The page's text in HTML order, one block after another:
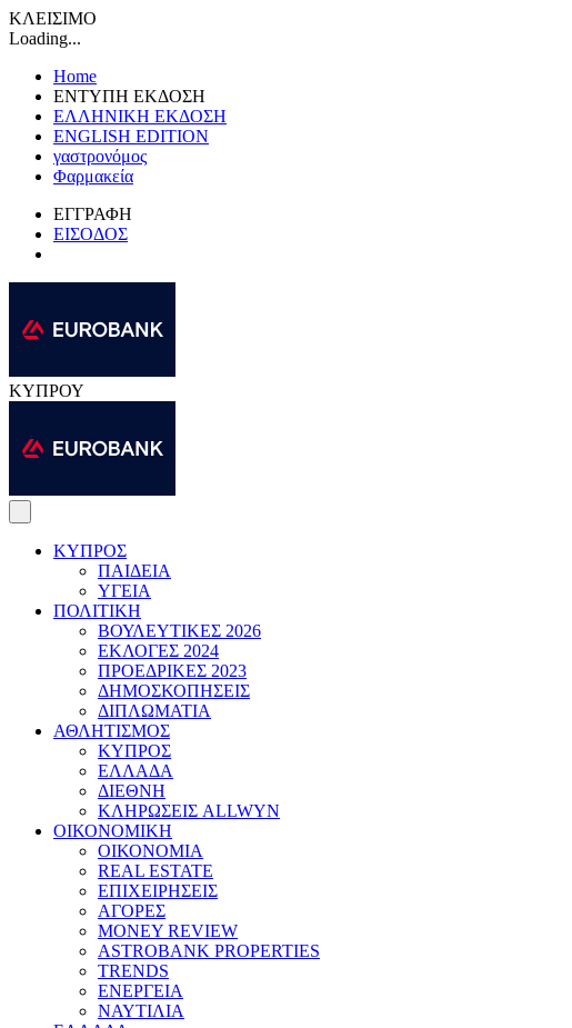
ΚΛΕΙΣΙΜΟ
Loading...
Home
ΕΝΤΥΠΗ ΕΚΔΟΣΗ
ΕΛΛΗΝΙΚΗ ΕΚΔΟΣΗ
ENGLISH EDITION
γαστρονόμος
Φαρμακεία
ΕΓΓΡΑΦΗ
ΕΙΣΟΔΟΣ
ΚΥΠΡΟΥ
ΚΥΠΡΟΣ
ΠΑΙΔΕΙΑ
ΥΓΕΙΑ
ΠΟΛΙΤΙΚΗ
ΒΟΥΛΕΥΤΙΚΕΣ 2026
ΕΚΛΟΓΕΣ 2024
ΠΡΟΕΔΡΙΚΕΣ 2023
ΔΗΜΟΣΚΟΠΗΣΕΙΣ
ΔΙΠΛΩΜΑΤΙΑ
ΑΘΛΗΤΙΣΜΟΣ
ΚΥΠΡΟΣ
ΕΛΛΑΔΑ
ΔΙΕΘΝΗ
ΚΛΗΡΩΣΕΙΣ ALLWYN
ΟΙΚΟΝΟΜΙΚΗ
ΟΙΚΟΝΟΜΙΑ
REAL ESTATE
ΕΠΙΧΕΙΡΗΣΕΙΣ
ΑΓΟΡΕΣ
MONEY REVIEW
ASTROBANK PROPERTIES
TRENDS
ΕΝΕΡΓΕΙΑ
ΝΑΥΤΙΛΙΑ